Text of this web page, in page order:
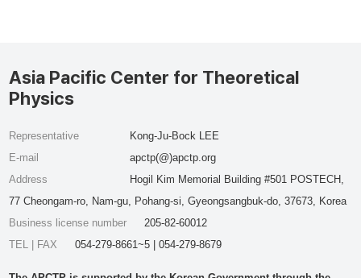
Asia Pacific Center for Theoretical
Physics
Representative
Kong-Ju-Bock LEE
E-mail
apctp(@)apctp.org
Address
Hogil Kim Memorial Building #501 POSTECH,
77 Cheongam-ro, Nam-gu, Pohang-si, Gyeongsangbuk-do, 37673, Korea
Business license number
205-82-60012
TEL | FAX
054-279-8661~5 | 054-279-8679